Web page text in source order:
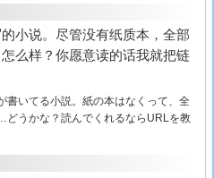
小说。尽管没有纸质本，全部
么样？你愿意读的话我就把链
書いてる小説。紙の本はなくって、全
うかな？読んでくれるならURLを教